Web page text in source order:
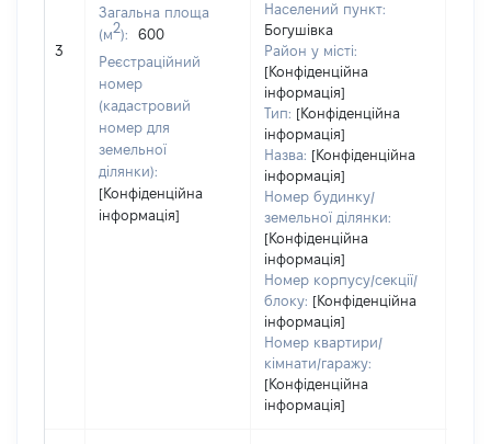
3
Загальна площа
(м2):
600
Реєстраційний
номер
(кадастровий
номер для
земельної
ділянки):
[Конфіденційна
інформація]
Населений пункт:
Богушівка
Район у місті:
[Конфіденційна
інформація]
Тип: [Конфіденційна
інформація]
Назва: [Конфіденційна
інформація]
Номер будинку/
земельної ділянки:
[Конфіденційна
інформація]
Номер корпусу/секції/
блоку: [Конфіденційна
інформація]
Номер квартири/
кімнати/гаражу:
[Конфіденційна
інформація]